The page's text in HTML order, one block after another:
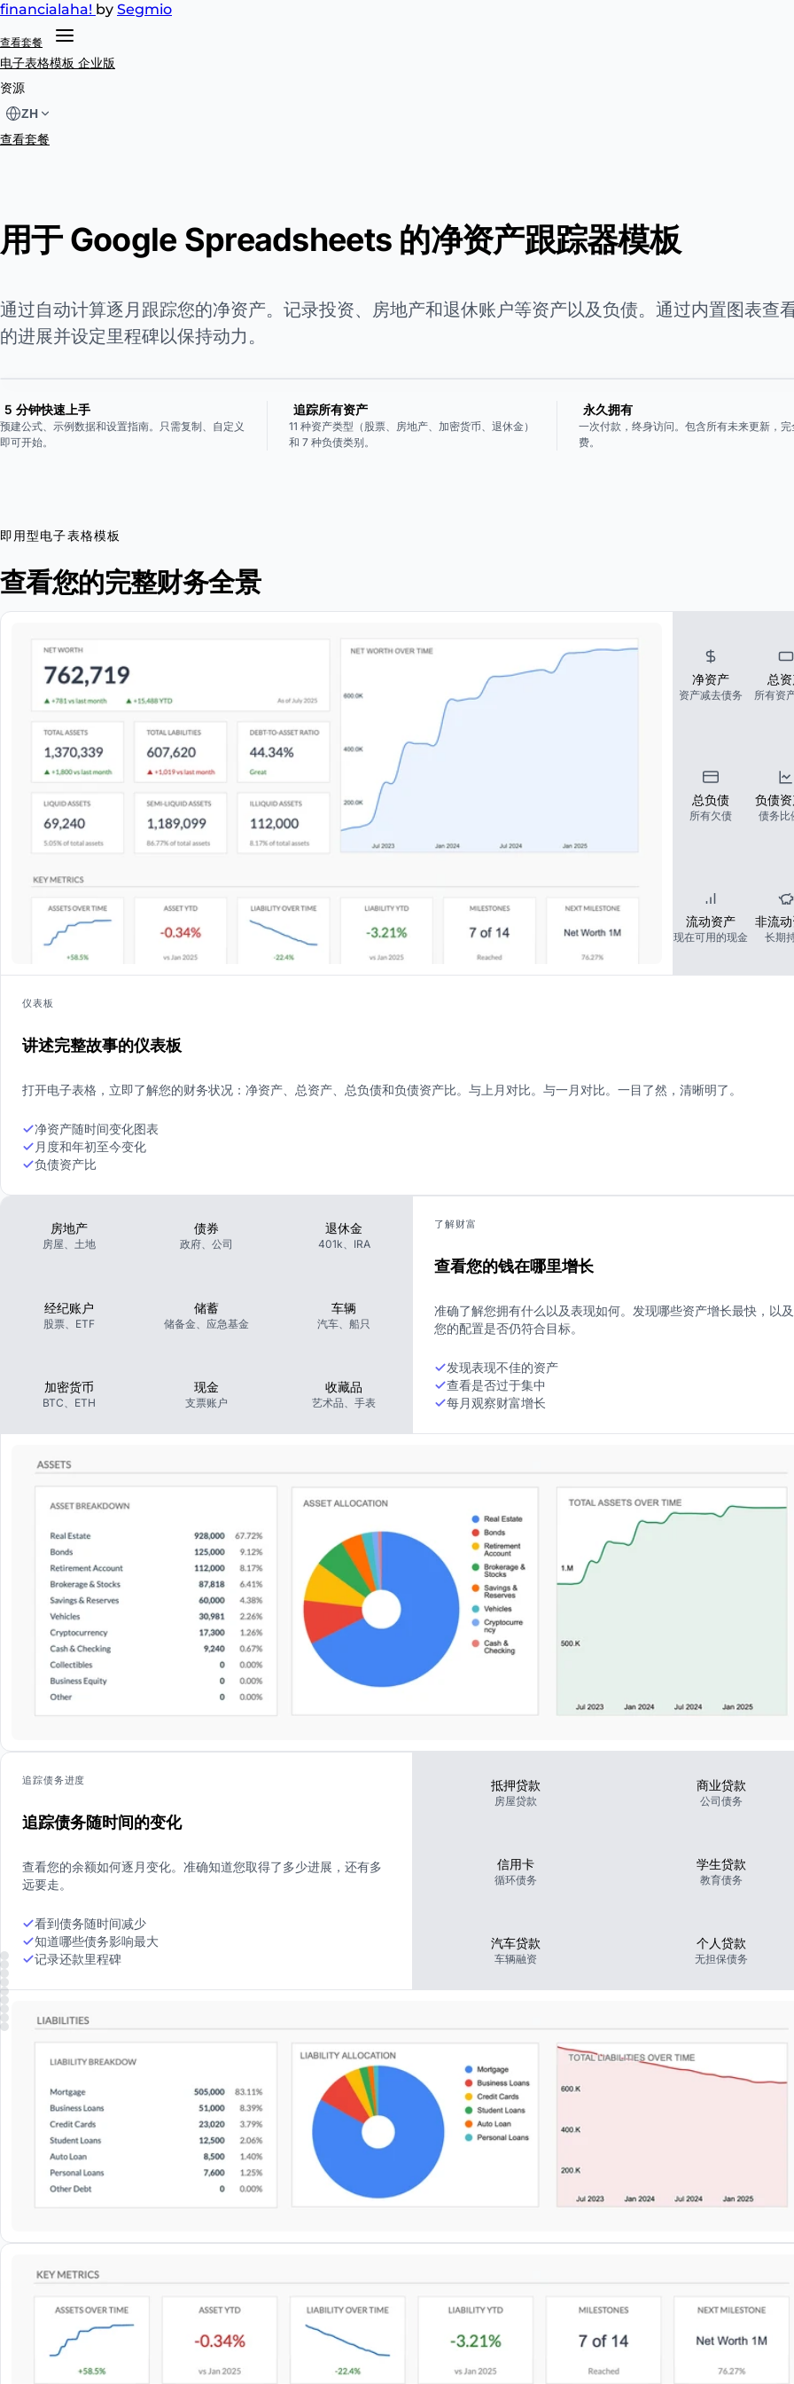
financialaha! by Segmio
查看套餐
电子表格模板 企业版
资源
ZH
查看套餐
用于 Google Spreadsheets 的净资产跟踪器模板
通过自动计算逐月跟踪您的净资产。记录投资、房地产和退休账户等资产以及负债。通过内置图表查
的进展并设定里程碑以保持动力。
5 分钟快速上手
预建公式、示例数据和设置指南。只需复制、自定义
即可开始。
追踪所有资产
11 种资产类型（股票、房地产、加密货币、退休金）
和 7 种负债类别。
永久拥有
一次付款，终身访问。包含所有未来更新，完
费。
即用型电子表格模板
查看您的完整财务全景
仪表板
讲述完整故事的仪表板
打开电子表格，立即了解您的财务状况：净资产、总资产、总负债和负债资产比。与上月对比。与一月对比。一目了然，清晰明了。
净资产随时间变化图表
月度和年初至今变化
负债资产比
净资产
资产减去债务
总
所有资
总负债
所有欠债
负债
债务比
流动资产
现在可用的现金
非流
长期
了解财富
查看您的钱在哪里增长
准确了解您拥有什么以及表现如何。发现哪些资产增长最快，以及
您的配置是否仍符合目标。
发现表现不佳的资产
查看是否过于集中
每月观察财富增长
房地产
房屋、土地
债券
政府、公司
退休金
401k、IRA
经纪账户
股票、ETF
储蓄
储备金、应急基金
车辆
汽车、船只
加密货币
BTC、ETH
现金
支票账户
收藏品
艺术品、手表
追踪债务进度
追踪债务随时间的变化
查看您的余额如何逐月变化。准确知道您取得了多少进展，还有多
远要走。
看到债务随时间减少
知道哪些债务影响最大
记录还款里程碑
抵押贷款
房屋贷款
商业贷款
公司债务
信用卡
循环债务
学生贷款
教育债务
汽车贷款
车辆融资
个人贷款
无担保债务